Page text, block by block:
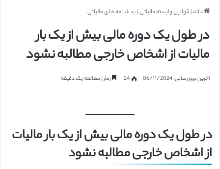
خانه|قوانین وابسته مالیاتی| بخشنامه های مالیاتی
در طول یک دوره مالی بیش از یک بار
مالیات از اشخاص خارجی مطالبه نشود
آخرین بروزرسانی: 06/11/2024 24 زمان مطالعه یک دقیقه
در طول یک دوره مالی بیش از یک بار مالیات
از اشخاص خارجی مطالبه نشود